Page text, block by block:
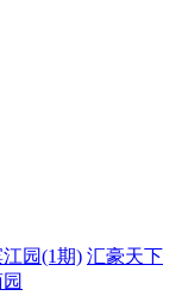
园(1期) 汇豪天下